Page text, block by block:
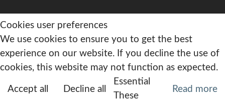
Cookies user preferences
We use cookies to ensure you to get the best
experience on our website. If you decline the use of
cookies, this website may not function as expected.
Accept all Decline all Read more
Essential
These